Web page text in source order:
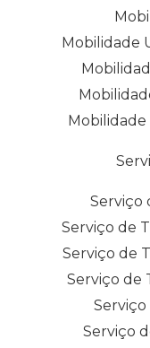
Mobilidade
Mobilidade
Serviço
Serviço de
Serviço de
Serviço de
Serviço